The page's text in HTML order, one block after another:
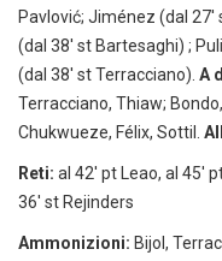
Pavlović; Jiménez (dal 27'
(dal 38' st Bartesaghi) ;
(dal 38' st Terracciano). A
Terracciano, Thiaw;
Chukwueze, Félix, Sottil.
Reti: al 42' pt Leao, al 45'
36' st Rejinders
Ammonizioni: Bijol,